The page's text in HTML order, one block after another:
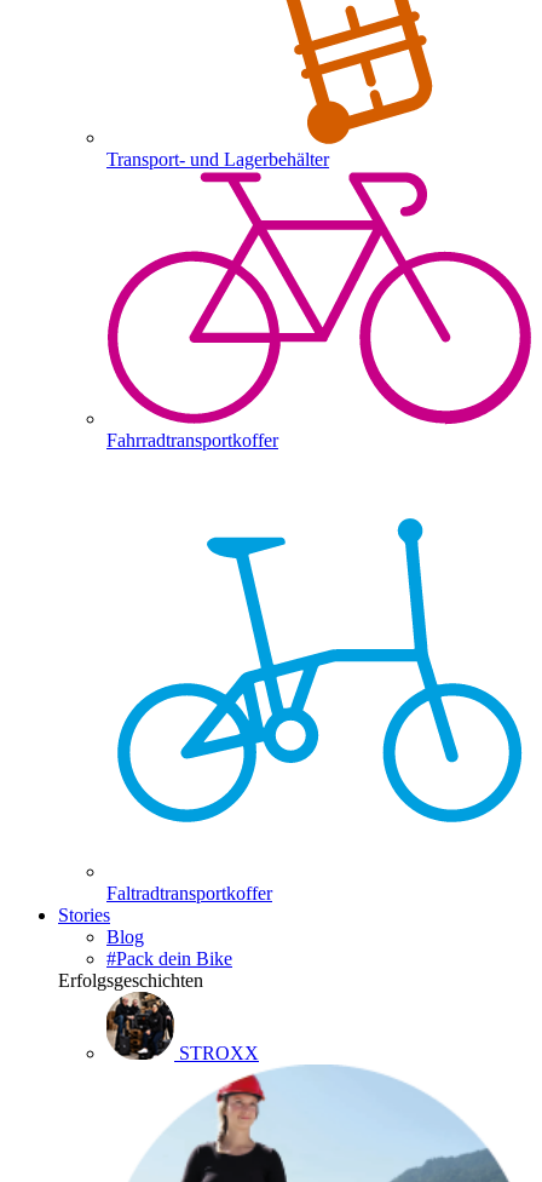
Transport- und Lagerbehälter
Fahrradtransportkoffer
Faltradtransportkoffer
Stories
Blog
#Pack dein Bike
Erfolgsgeschichten
STROXX